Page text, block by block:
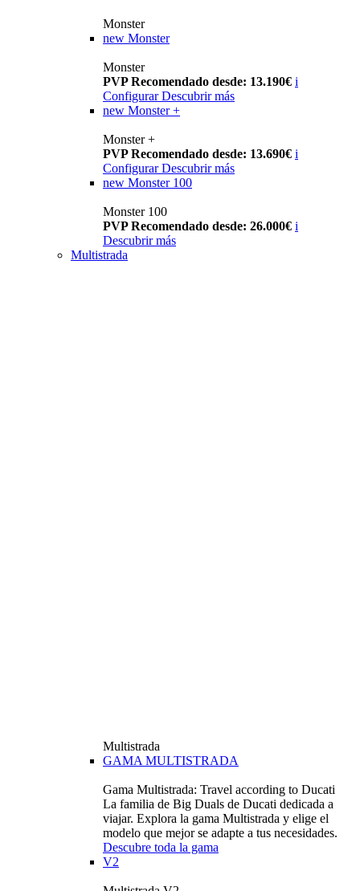
Monster
new Monster
Monster
PVP Recomendado desde: 13.190€ i
Configurar Descubrir más
new Monster +
Monster +
PVP Recomendado desde: 13.690€ i
Configurar Descubrir más
new Monster 100
Monster 100
PVP Recomendado desde: 26.000€ i
Descubrir más
Multistrada
Multistrada
GAMA MULTISTRADA
Gama Multistrada: Travel according to Ducati
La familia de Big Duals de Ducati dedicada a
viajar. Explora la gama Multistrada y elige el
modelo que mejor se adapte a tus necesidades.
Descubre toda la gama
V2